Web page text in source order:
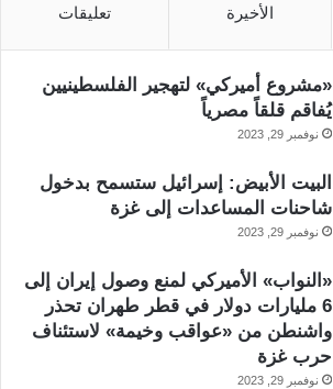
الأخيرة تعليقات
«مشروع أميركي» لتهجير الفلسطينيين
يُفاقم قلقاً مصرياً
نوفمبر 29, 2023
البيت الأبيض: إسرائيل ستسمح بدخول
شاحنات المساعدات إلى غزة
نوفمبر 29, 2023
«النواب» الأميركي لمنع وصول إيران إلى
6 مليارات دولار في قطر طهران تحذر
واشنطن من «عواقب وخيمة» لاستئناف
حرب غزة
نوفمبر 29, 2023